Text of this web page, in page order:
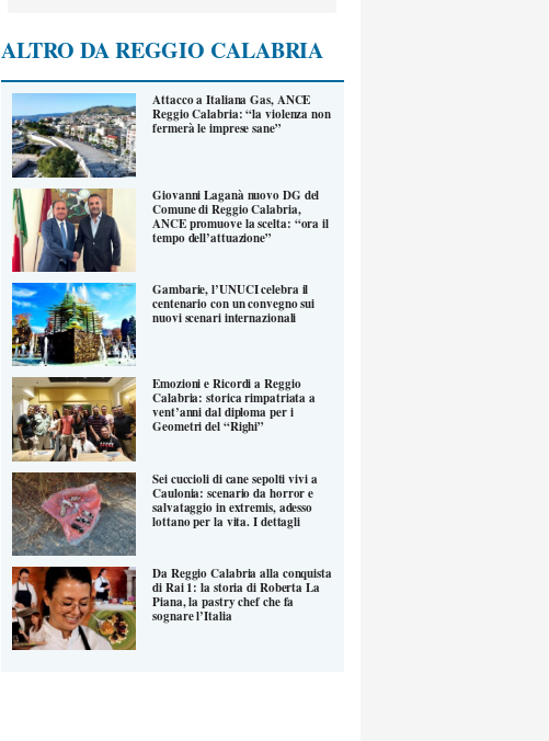
ALTRO DA REGGIO CALABRIA
Attacco a Italiana Gas, ANCE
Reggio Calabria: “la violenza non
fermerà le imprese sane”
Giovanni Laganà nuovo DG del
Comune di Reggio Calabria,
ANCE promuove la scelta: “ora il
tempo dell’attuazione”
Gambarie, l’UNUCI celebra il
centenario con un convegno sui
nuovi scenari internazionali
Emozioni e Ricordi a Reggio
Calabria: storica rimpatriata a
vent’anni dal diploma per i
Geometri del “Righi”
Sei cuccioli di cane sepolti vivi a
Caulonia: scenario da horror e
salvataggio in extremis, adesso
lottano per la vita. I dettagli
Da Reggio Calabria alla conquista
di Rai 1: la storia di Roberta La
Piana, la pastry chef che fa
sognare l’Italia